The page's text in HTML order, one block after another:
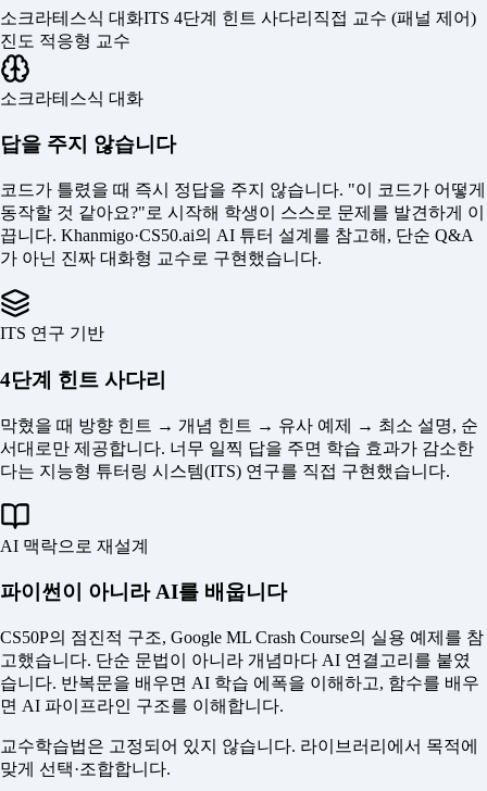
소크라테스식 대화ITS 4단계 힌트 사다리 직접 교수 (패널 제어)
진도 적응형 교수
소크라테스식 대화
답을 주지 않습니다
코드가 틀렸을 때 즉시 정답을 주지 않습니다. "이 코드가 어떻게
동작할 것 같아요?"로 시작해 학생이 스스로 문제를 발견하게 이
끕니다. Khanmigo·CS50.ai의 AI 튜터 설계를 참고해, 단순 Q&A
가 아닌 진짜 대화형 교수로 구현했습니다.
ITS 연구 기반
4단계 힌트 사다리
막혔을 때 방향 힌트 → 개념 힌트 → 유사 예제 → 최소 설명, 순
서대로만 제공합니다. 너무 일찍 답을 주면 학습 효과가 감소한
다는 지능형 튜터링 시스템(ITS) 연구를 직접 구현했습니다.
AI 맥락으로 재설계
파이썬이 아니라 AI를 배웁니다
CS50P의 점진적 구조, Google ML Crash Course의 실용 예제를 참
고했습니다. 단순 문법이 아니라 개념마다 AI 연결고리를 붙였
습니다. 반복문을 배우면 AI 학습 에폭을 이해하고, 함수를 배우
면 AI 파이프라인 구조를 이해합니다.
교수학습법은 고정되어 있지 않습니다. 라이브러리에서 목적에
맞게 선택·조합합니다.